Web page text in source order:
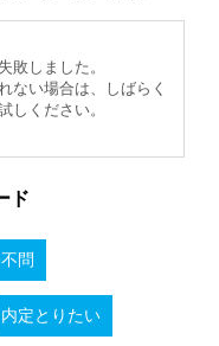
敗しました。
ない場合は、しばらく
しください。
ド
問
内定とりたい